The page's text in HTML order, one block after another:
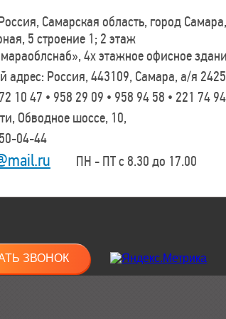
Самарская область, город
5 строение 1; 2 этаж
4х этажное офисное
адрес: Россия, 443109, Самара, а/я 2425
10 47 • 958 29 09 • 958 94 58 • 221 74 94
Обводное шоссе, 10,
50-04-44
ПН - ПТ с 8.30 до 17.00
ЗВОНОК